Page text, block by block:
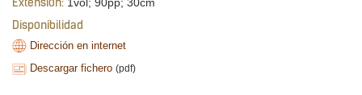
Extensión:
Disponibilidad
Dirección en internet
Descargar fichero (pdf)